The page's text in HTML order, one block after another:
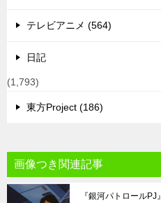
テレビアニメ (564)
日記
(1,793)
東方Project (186)
画像つき関連記事
『銀河パトロール